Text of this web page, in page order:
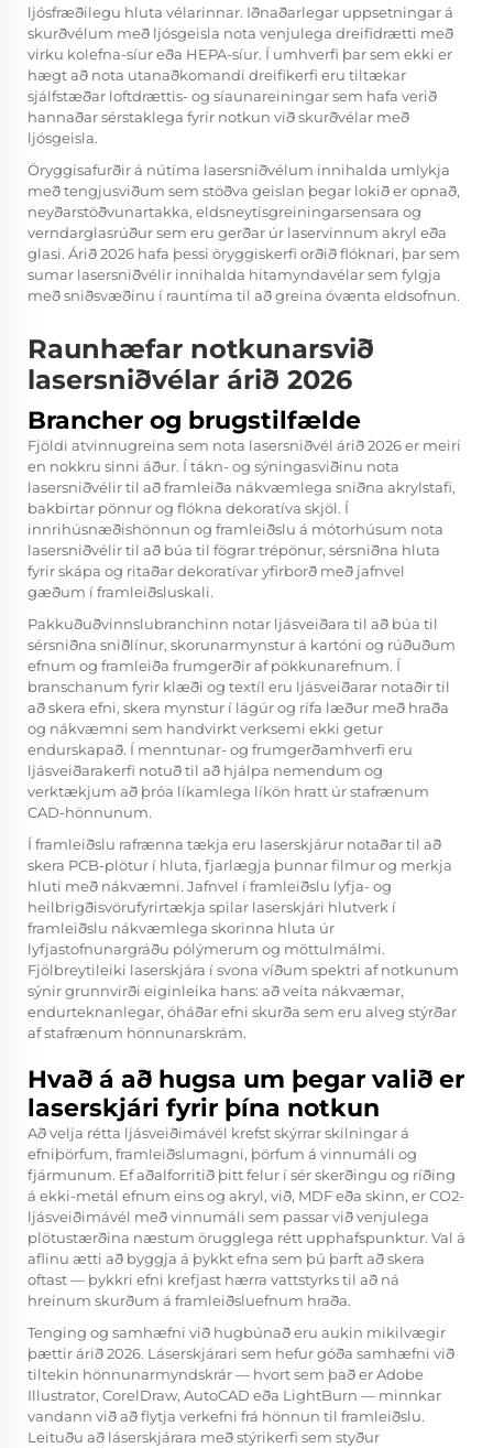
ljósfræðilegu hluta vélarinnar. Iðnaðarlegar uppsetningar á
skurðvélum með ljósgeisla nota venjulega dreifidrætti með
virku kolefna-síur eða HEPA-síur. Í umhverfi þar sem ekki er
hægt að nota utanaðkomandi dreifikerfi eru tiltækar
sjálfstæðar loftdrættis- og síaunareiningar sem hafa verið
hannaðar sérstaklega fyrir notkun við skurðvélar með
ljósgeisla.
Öryggisafurðir á nútíma lasersniðvélum innihalda umlykja
með tengjusviðum sem stöðva geislan þegar lokið er opnað,
neyðarstöðvunartakka, eldsneytisgreiningarsensara og
verndarglasrúður sem eru gerðar úr laservinnum akryl eða
glasi. Árið 2026 hafa þessi öryggiskerfi orðið flóknari, þar sem
sumar lasersniðvélir innihalda hitamyndavélar sem fylgja
með sniðsvæðinu í rauntíma til að greina óvænta eldsofnun.
Raunhæfar notkunarsvið
lasersniðvélar árið 2026
Brancher og brugstilfælde
Fjöldi atvinnugreina sem nota lasersniðvél árið 2026 er meiri
en nokkru sinni áður. Í tákn- og sýningasviðinu nota
lasersniðvélir til að framleiða nákvæmlega sniðna akrylstafi,
bakbirtar pönnur og flókna dekoratíva skjöl. Í
innrihúsnæðishönnun og framleiðslu á mótorhúsum nota
lasersniðvélir til að búa til fögrar trépönur, sérsniðna hluta
fyrir skápa og ritaðar dekoratívar yfirborð með jafnvel
gæðum í framleiðsluskali.
Pakkuðuðvinnslubranchinn notar ljásveiðara til að búa til
sérsniðna sniðlínur, skorunarmynstur á kartóni og rúðuðum
efnum og framleiða frumgerðir af pökkunarefnum. Í
branschanum fyrir klæði og textíl eru ljásveiðarar notaðir til
að skera efni, skera mynstur í lágúr og rífa læður með hraða
og nákvæmni sem handvirkt verksemi ekki getur
endurskapað. Í menntunar- og frumgerðamhverfi eru
ljásveiðarakerfi notuð til að hjálpa nemendum og
verktækjum að þróa líkamlega líkön hratt úr stafrænum
CAD-hönnunum.
Í framleiðslu rafrænna tækja eru laserskjárur notaðar til að
skera PCB-plötur í hluta, fjarlægja þunnar filmur og merkja
hluti með nákvæmni. Jafnvel í framleiðslu lyfja- og
heilbrigðisvörufyrirtækja spilar laserskjári hlutverk í
framleiðslu nákvæmlega skorinna hluta úr
lyfjastofnunargráðu pólýmerum og möttulmálmi.
Fjölbreytileiki laserskjára í svona víðum spektri af notkunum
sýnir grunnvirði eiginleika hans: að veita nákvæmar,
endurteknanlegar, óháðar efni skurða sem eru alveg stýrðar
af stafrænum hönnunarskrám.
Hvað á að hugsa um þegar valið er
laserskjári fyrir þína notkun
Að velja rétta ljásveiðimávél krefst skýrrar skilningar á
efniþörfum, framleiðslumagni, þörfum á vinnumáli og
fjármunum. Ef aðalforritið þitt felur í sér skerðingu og ríðing
á ekki-metál efnum eins og akryl, við, MDF eða skinn, er CO2-
ljásveiðimávél með vinnumáli sem passar við venjulega
plötustærðina næstum örugglega rétt upphafspunktur. Val á
aflinu ætti að byggja á þykkt efna sem þú þarft að skera
oftast — þykkri efni krefjast hærra vattstyrks til að ná
hreinum skurðum á framleiðsluefnum hraða.
Tenging og samhæfni við hugbúnað eru aukin mikilvægir
þættir árið 2026. Láserskjárari sem hefur góða samhæfni við
tiltekin hönnunarmyndskrár — hvort sem það er Adobe
Illustrator, CorelDraw, AutoCAD eða LightBurn — minnkar
vandann við að flytja verkefni frá hönnun til framleiðslu.
Leituðu að láserskjárara með stýrikerfi sem styður